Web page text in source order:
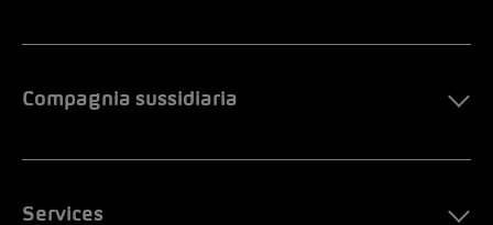
Compagnia sussidiaria
Services